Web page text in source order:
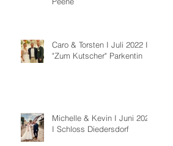
Caro & Torsten I Juli 2022 I
"Zum Kutscher" Parkentin
Michelle & Kevin I Juni 2022
I Schloss Diedersdorf